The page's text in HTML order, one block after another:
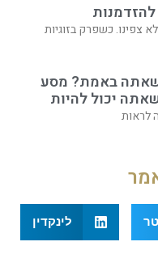
צפינו. כשפרק בזוגיות
באמת? מסע
יכול להיות
לראות
לינקדין